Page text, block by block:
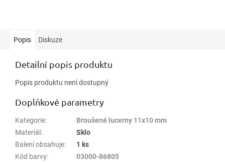
Popis Diskuze
Detailní popis produktu
Popis produktu není dostupný
Doplňkové parametry
Kategorie:
Broušené lucerny 11x10 mm
Materiál :
Sklo
Balení obsahuje:
1 ks
Kód barvy:
03000-86805